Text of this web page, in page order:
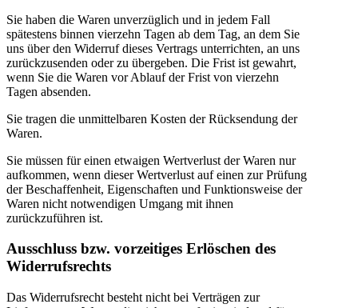
Sie haben die Waren unverzüglich und in jedem Fall
spätestens binnen vierzehn Tagen ab dem Tag, an dem Sie
uns über den Widerruf dieses Vertrags unterrichten, an uns
zurückzusenden oder zu übergeben. Die Frist ist gewahrt,
wenn Sie die Waren vor Ablauf der Frist von vierzehn
Tagen absenden.
Sie tragen die unmittelbaren Kosten der Rücksendung der
Waren.
Sie müssen für einen etwaigen Wertverlust der Waren nur
aufkommen, wenn dieser Wertverlust auf einen zur Prüfung
der Beschaffenheit, Eigenschaften und Funktionsweise der
Waren nicht notwendigen Umgang mit ihnen
zurückzuführen ist.
Ausschluss bzw. vorzeitiges Erlöschen des
Widerrufsrechts
Das Widerrufsrecht besteht nicht bei Verträgen zur